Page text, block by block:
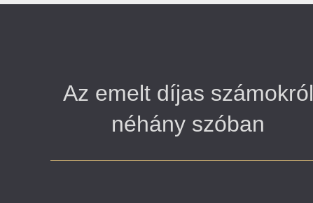
Az emelt díjas számokról
néhány szóban